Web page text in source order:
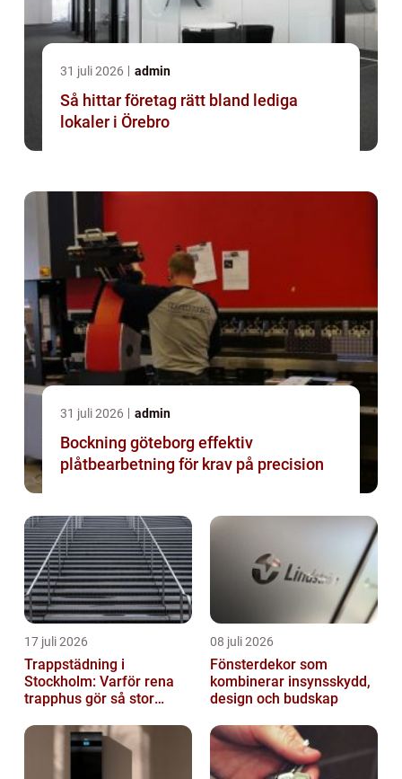
31 juli 2026 admin
Så hittar företag rätt bland lediga
lokaler i Örebro
31 juli 2026 admin
Bockning göteborg effektiv
plåtbearbetning för krav på precision
17 juli 2026
Trappstädning i
Stockholm: Varför rena
trapphus gör så stor
08 juli 2026
Fönsterdekor som
kombinerar insynsskydd,
design och budskap